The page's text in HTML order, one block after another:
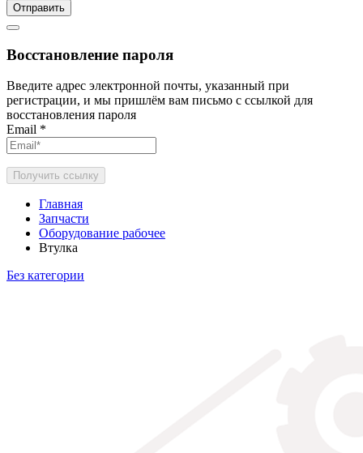
Отправить
Восстановление пароля
Введите адрес электронной почты, указанный при
регистрации, и мы пришлём вам письмо с ссылкой для
восстановления пароля
Email *
Получить ссылку
Главная
Запчасти
Оборудование рабочее
Втулка
Без категории